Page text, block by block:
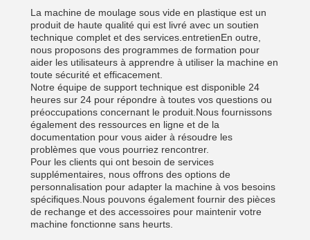
La machine de moulage sous vide en plastique est un
produit de haute qualité qui est livré avec un soutien
technique complet et des services.entretienEn outre,
nous proposons des programmes de formation pour
aider les utilisateurs à apprendre à utiliser la machine en
toute sécurité et efficacement.
Notre équipe de support technique est disponible 24
heures sur 24 pour répondre à toutes vos questions ou
préoccupations concernant le produit.Nous fournissons
également des ressources en ligne et de la
documentation pour vous aider à résoudre les
problèmes que vous pourriez rencontrer.
Pour les clients qui ont besoin de services
supplémentaires, nous offrons des options de
personnalisation pour adapter la machine à vos besoins
spécifiques.Nous pouvons également fournir des pièces
de rechange et des accessoires pour maintenir votre
machine fonctionne sans heurts.